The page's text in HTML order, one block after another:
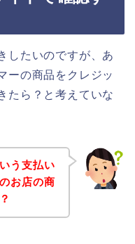
したいのですが、あ
ーの商品をクレジッ
たら？と考えていな
う支払い
お店の商